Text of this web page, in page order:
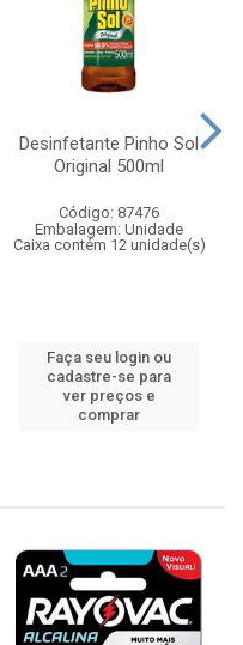
Desinfetante Pinho Sol
Original 500ml
Código: 87476
Embalagem: Unidade
Caixa contém 12 unidade(s)
Faça seu login ou
cadastre-se para
ver preços e
comprar